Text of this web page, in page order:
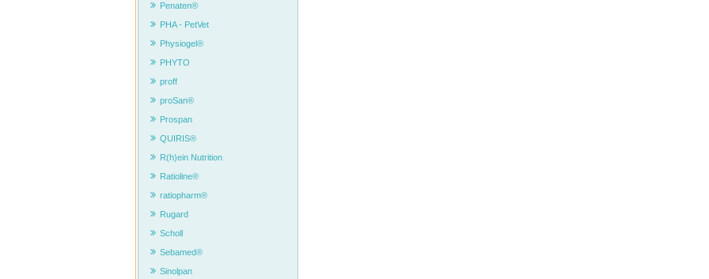
Penaten®
PHA - PetVet
Physiogel®
PHYTO
proff
proSan®
Prospan
QUIRIS®
R(h)ein Nutrition
Ratioline®
ratiopharm®
Rugard
Scholl
Sebamed®
Sinolpan